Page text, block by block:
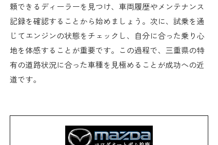
頼できるディーラーを見つけ、車両履歴やメンテナンス
記録を確認することから始めましょう。次に、試乗を通
じてエンジンの状態をチェックし、自分に合った乗り心
地を体感することが重要です。この過程で、三重県の特
有の道路状況に合った車種を見極めることが成功への近
道です。